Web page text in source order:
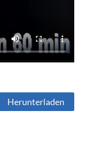
Herunterladen